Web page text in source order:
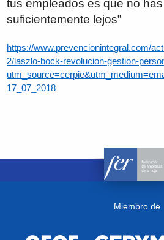
tus empleados es que no
suficientemente lejos”
https://www.prevencionintegral.com/
2/laszlo-bock-revolucion-gestion-
17_07_2018
Miembro de